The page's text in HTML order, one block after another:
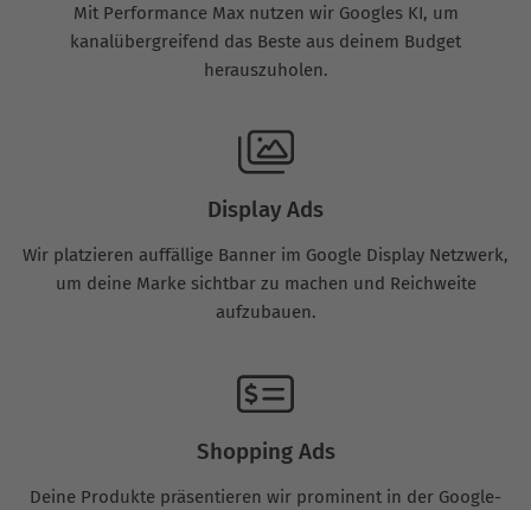
Mit Performance Max nutzen wir Googles KI, um
kanalübergreifend das Beste aus deinem Budget
herauszuholen.
Display Ads
Wir platzieren auffällige Banner im Google Display Netzwerk,
um deine Marke sichtbar zu machen und Reichweite
aufzubauen.
Shopping Ads
Deine Produkte präsentieren wir prominent in der Google-